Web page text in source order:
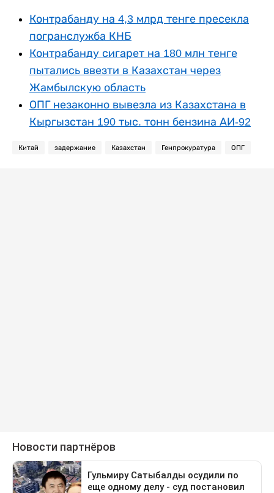
Контрабанду на 4,3 млрд тенге пресекла
погранслужба КНБ
Контрабанду сигарет на 180 млн тенге
пытались ввезти в Казахстан через
Жамбылскую область
ОПГ незаконно вывезла из Казахстана в
Кыргызстан 190 тыс. тонн бензина АИ-92
Китай задержание Казахстан Генпрокуратура ОПГ